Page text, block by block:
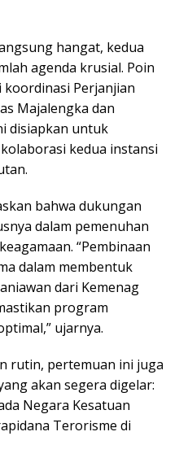
hangat, kedua
agenda krusial. Poin
Perjanjian
Majalengka dan
disiapkan untuk
kedua instansi
bahwa dukungan
dalam pemenuhan
“Pembinaan
dalam membentuk
dari Kemenag
program
ujarnya.
rutin, pertemuan ini juga
akan segera digelar:
Negara Kesatuan
Terorisme di